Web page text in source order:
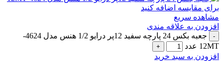
برای مقایسه اضافه کنید
مشاهده سریع
افزودن به علاقه مندی
جعبه بکس 24 پارچه سفید 12پر درایو 1/2 هنس مدل 4624-
12MT عدد
افزودن به سبد خرید